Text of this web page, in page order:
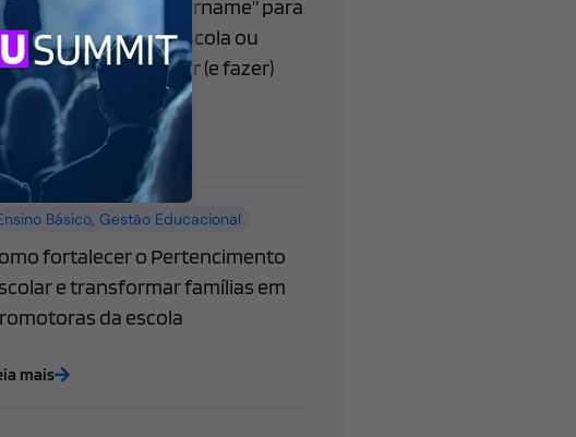
WhatsApp libera “@username” para
o que sua escola ou
precisa saber (e fazer)
agora
mais
Básico, Gestão Educacional
fortalecer o Pertencimento
e transformar famílias em
da escola
mais